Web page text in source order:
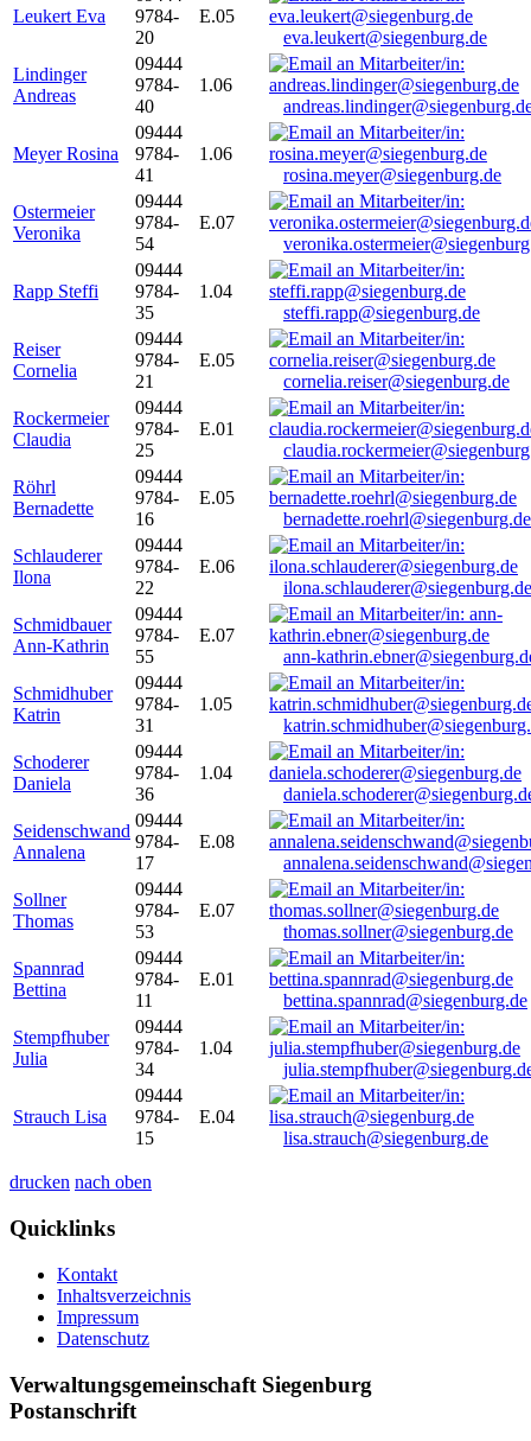
Leukert Eva
9784-
20
E.05
eva.leukert@siegenburg.de
Lindinger
Andreas
09444
9784-
40
1.06
Meyer Rosina
09444
9784-
41
1.06
rosina.meyer@siegenburg.de
Ostermeier
Veronika
09444
9784-
54
E.07
Rapp Steffi
09444
9784-
35
1.04
steffi.rapp@siegenburg.de
Reiser
Cornelia
09444
9784-
21
E.05
cornelia.reiser@siegenburg.de
Rockermeier
Claudia
09444
9784-
25
E.01
Röhrl
Bernadette
09444
9784-
16
E.05
bernadette.roehrl@siegenburg.de
Schlauderer
Ilona
09444
9784-
22
E.06
ilona.schlauderer@siegenburg.de
Schmidbauer
Ann-Kathrin
09444
9784-
55
E.07
ann-
Schmidhuber
Katrin
09444
9784-
31
1.05
Schoderer
Daniela
09444
9784-
36
1.04
Seidenschwand
Annalena
09444
9784-
17
E.08
Sollner
Thomas
09444
9784-
53
E.07
thomas.sollner@siegenburg.de
Spannrad
Bettina
09444
9784-
11
E.01
bettina.spannrad@siegenburg.de
Stempfhuber
Julia
09444
9784-
34
1.04
Strauch Lisa
09444
9784-
15
E.04
lisa.strauch@siegenburg.de
drucken nach oben
Quicklinks
Kontakt
Inhaltsverzeichnis
Impressum
Datenschutz
Verwaltungsgemeinschaft Siegenburg
Postanschrift